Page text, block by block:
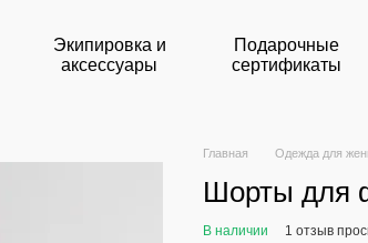
Экипировка и
аксессуары
Подарочные
сертификаты
Главная Одежда для
Шорты для
В наличии 1 отзыв